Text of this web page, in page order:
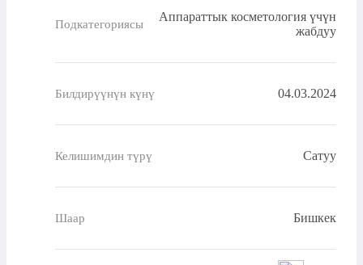
Подкатегориясы
Аппараттык косметология үчүн
жабдуу
Билдирүүнүн күнү 04.03.2024
Келишимдин түрү Сатуу
Шаар Бишкек